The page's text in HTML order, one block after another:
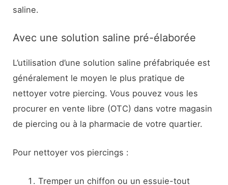
saline.
Avec une solution saline pré-élaborée
L’utilisation d’une solution saline préfabriquée est
généralement le moyen le plus pratique de
nettoyer votre piercing. Vous pouvez vous les
procurer en vente libre (OTC) dans votre magasin
de piercing ou à la pharmacie de votre quartier.
Pour nettoyer vos piercings :
Tremper un chiffon ou un essuie-tout